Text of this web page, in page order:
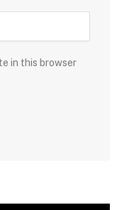
in this browser